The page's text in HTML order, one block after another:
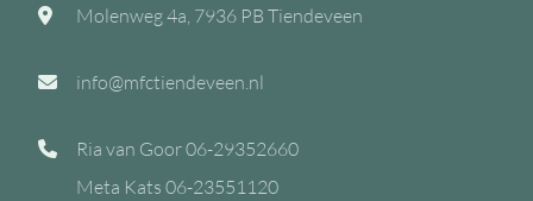
Molenweg 4a, 7936 PB Tiendeveen
info@mfctiendeveen.nl
Ria van Goor06-29352660
Meta Kats 06-23551120